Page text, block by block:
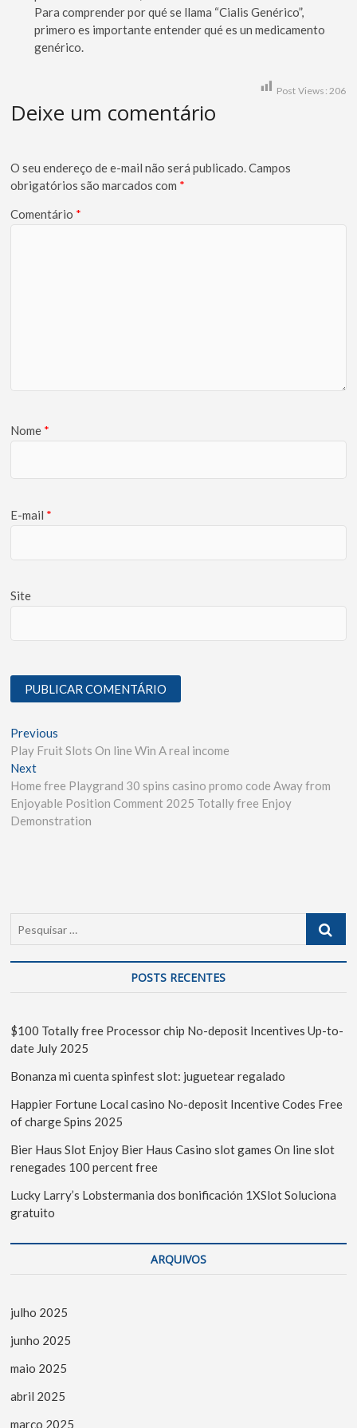
Para comprender por qué se llama “Cialis Genérico”,
primero es importante entender qué es un medicamento
genérico.
Post Views: 206
Deixe um comentário
O seu endereço de e-mail não será publicado.Campos
obrigatórios são marcados com *
Comentário *
Nome *
E-mail *
Site
Previous
Play Fruit Slots On line Win A real income
Next
Home free Playgrand 30 spins casino promo code Away from
Enjoyable Position Comment 2025 Totally free Enjoy
Demonstration
POSTS RECENTES
$100 Totally free Processor chip No-deposit Incentives Up-to-
date July 2025
Bonanza mi cuenta spinfest slot: juguetear regalado
Happier Fortune Local casino No-deposit Incentive Codes Free
of charge Spins 2025
Bier Haus Slot Enjoy Bier Haus Casino slot games On line slot
renegades 100 percent free
Lucky Larry’s Lobstermania dos bonificación 1XSlot Soluciona
gratuito
ARQUIVOS
julho 2025
junho 2025
maio 2025
abril 2025
março 2025